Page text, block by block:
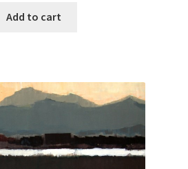
Add to cart